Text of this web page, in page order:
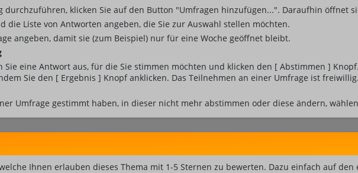
durchzuführen, klicken Sie auf den Button "Umfragen hinzufügen...". Daraufhin öffnet
die Liste von Antworten angeben, die Sie zur Auswahl stellen möchten.
angeben, damit sie (zum Beispiel) nur für eine Woche geöffnet bleibt.
eine Antwort aus, für die Sie stimmen möchten und klicken den [ Abstimmen ]
Sie den [ Ergebnis ] Knopf anklicken. Das Teilnehmen an einer Umfrage ist
Umfrage gestimmt haben, in dieser nicht mehr abstimmen oder diese ändern,
Ihnen erlauben dieses Thema mit 1-5 Sternen zu bewerten. Dazu einfach auf